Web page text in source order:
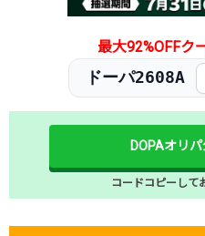
最大92%OFFク
ドーパ2608A
DOPAオリ
コードコピーして